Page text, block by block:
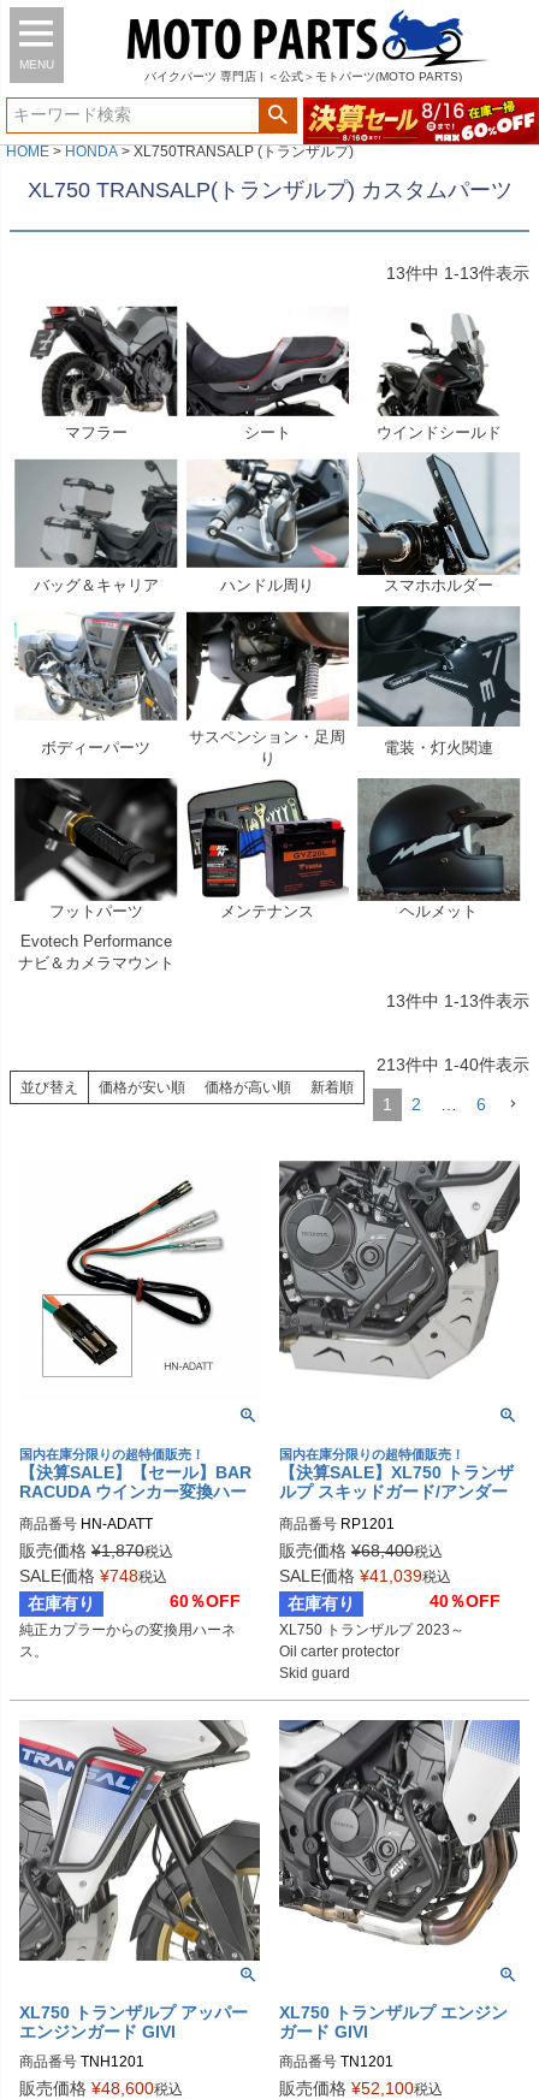
MENU
バイク パーツ 専門店 | ＜公式＞モトパーツ(MOTO PARTS)
HOME HONDA XL750TRANSALP (トランザルプ)
XL750 TRANSALP(トランザルプ) カスタムパーツ
13件中 1-13件表示
マフラー シート ウインドシールド
バッグ＆キャリア ハンドル周り スマホホルダー
ボディーパーツ
サスペンション・足周
り
電装・灯火関連
フットパーツ メンテナンス
ヘルメット
Evotech Performance
ナビ＆カメラマウント
13件中 1-13件表示
並び替え 価格が安い順 価格が高い順 新着順
213件中 1-40件表示
1 2 6
国内在庫分限りの超特価販売！
【決算SALE】【セール】BAR
RACUDA ウインカー変換ハー
商品番号 HN-ADATT
販売価格 ¥1,870税込
SALE価格 ¥748税込
在庫有り 60％OFF
純正カプラーからの変換用ハーネ
ス。
国内在庫分限りの超特価販売！
【決算SALE】XL750 トランザ
ルプ スキッドガード/アンダー
商品番号
販売価格 ¥68,400税込
SALE価格 ¥41,039税込
在庫有り 40％OFF
XL750 トランザルプ 2023～
Oil carter protector
Skid guard
XL750 トランザルプ アッパー
エンジンガード GIVI
商品番号
販売価格 ¥48,600税込
XL750 トランザルプ エンジン
ガード GIVI
商品番号 TN1201
販売価格 ¥52,100税込